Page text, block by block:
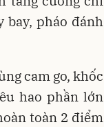
bay, pháo đánh
cam go, khốc
hao phần lớn
toàn 2 điểm